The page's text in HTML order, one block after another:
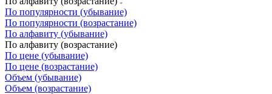
По популярности (убывание)
По популярности (возрастание)
По алфавиту (убывание)
По алфавиту (возрастание)
По цене (убывание)
По цене (возрастание)
Объем (убывание)
Объем (возрастание)